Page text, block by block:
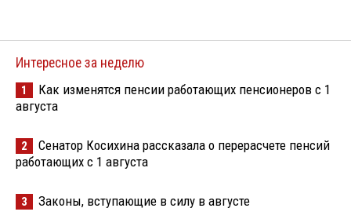
Интересное за неделю
1
Как изменятся пенсии работающих пенсионеров с 1
августа
2
Сенатор Косихина рассказала о перерасчете пенсий
работающих с 1 августа
3 Законы, вступающие в силу в августе